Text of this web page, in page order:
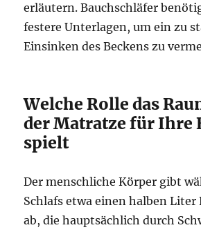
erläutern. Bauchschläfer
festere Unterlagen, um ein zu
Einsinken des Beckens zu
Welche Rolle das
der Matratze für Ihre
spielt
Der menschliche Körper gibt
Schlafs etwa einen halben
ab, die hauptsächlich durch